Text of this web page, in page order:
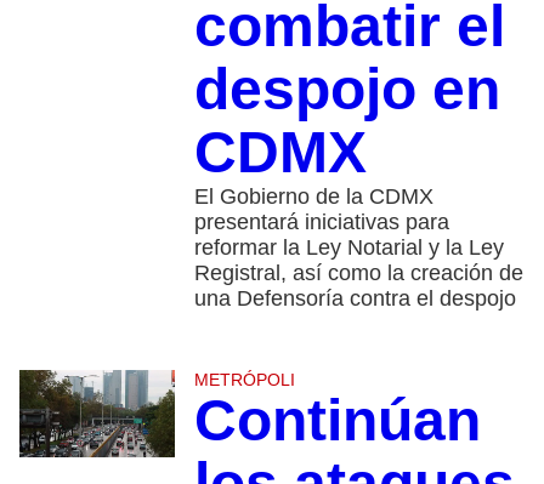
combatir el
despojo en
CDMX
El Gobierno de la CDMX
presentará iniciativas para
reformar la Ley Notarial y la Ley
Registral, así como la creación de
una Defensoría contra el despojo
METRÓPOLI
Continúan